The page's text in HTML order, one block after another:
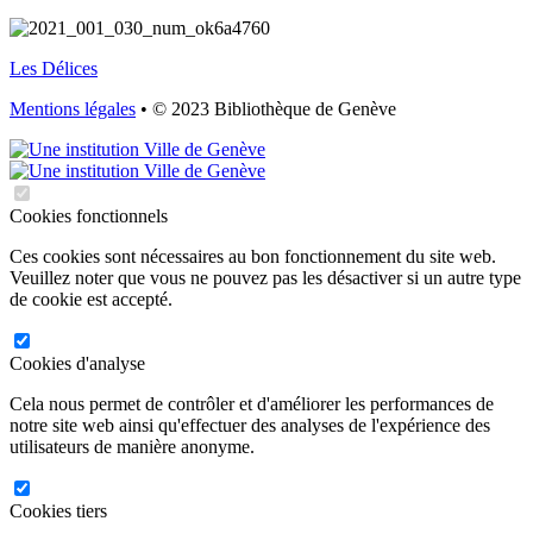
Les Délices
Mentions légales • © 2023 Bibliothèque de Genève
Cookies fonctionnels
Ces cookies sont nécessaires au bon fonctionnement du site web.
Veuillez noter que vous ne pouvez pas les désactiver si un autre type
de cookie est accepté.
Cookies d'analyse
Cela nous permet de contrôler et d'améliorer les performances de
notre site web ainsi qu'effectuer des analyses de l'expérience des
utilisateurs de manière anonyme.
Cookies tiers